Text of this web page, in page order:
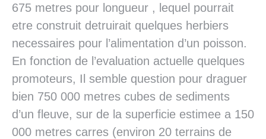
675 metres pour longueur , lequel pourrait
etre construit detruirait quelques herbiers
necessaires pour l’alimentation d’un poisson.
En fonction de l’evaluation actuelle quelques
promoteurs, Il semble question pour draguer
bien 750 000 metres cubes de sediments
d’un fleuve, sur de la superficie estimee a 150
000 metres carres (environ 20 terrains de